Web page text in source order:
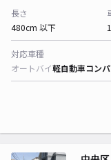
長さ
480cm 以下
対応車種
オートバイ軽自動車コン